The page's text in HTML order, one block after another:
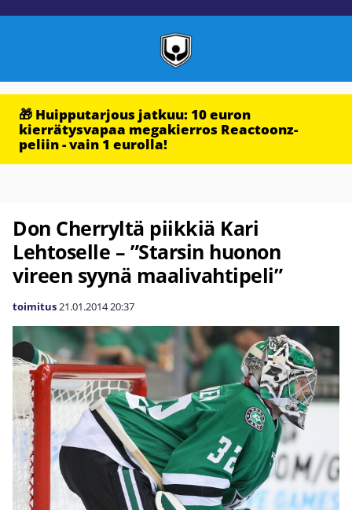
🎁 Huipputarjous jatkuu: 10 euron
kierrätysvapaa megakierros Reactoonz-
peliin - vain 1 eurolla!
Don Cherryltä piikkiä Kari
Lehtoselle – ”Starsin huonon
vireen syynä maalivahtipeli”
toimitus21.01.201420:37